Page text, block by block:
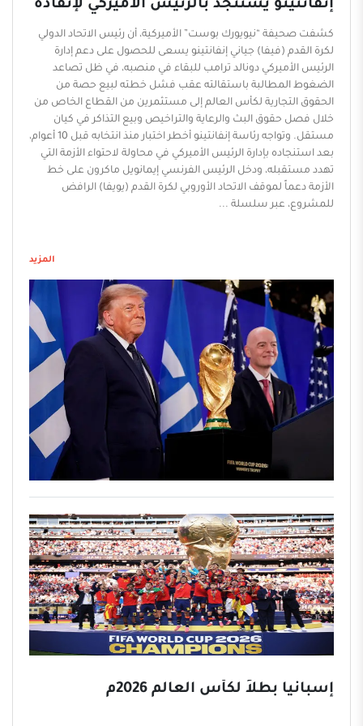
إلى أن تحسن التوقعات يعكس استعادة القطاع
إنفانتينو يستنجد بالرئيس الأميركي لإنقاذه
كشفت صحيفة “نيويورك بوست” الأميركية، أن رئيس الاتحاد الدولي
لكرة القدم (فيفا) جياني إنفانتينو يسعى للحصول على دعم إدارة
الرئيس الأميركي دونالد ترامب للبقاء في منصبه، في ظل تصاعد
الضغوط المطالبة باستقالته عقب فشل خطته لبيع حصة من
الحقوق التجارية لكأس العالم إلى مستثمرين من القطاع الخاص من
خلال فصل حقوق البث والرعاية والتراخيص وبيع التذاكر في كيان
مستقل. وتواجه رئاسة إنفانتينو أخطر اختبار منذ انتخابه قبل 10 أعوام،
بعد استنجاده بإدارة الرئيس الأميركي في محاولة لاحتواء الأزمة التي
تهدد مستقبله، ودخل الرئيس الفرنسي إيمانويل ماكرون على خط
الأزمة دعماً لموقف الاتحاد الأوروبي لكرة القدم (يويفا) الرافض
للمشروع، عبر سلسلة ...
المزيد
إسبانيا بطلاً لكأس العالم 2026م